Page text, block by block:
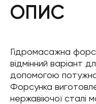
ОПИС
Гідромасажна
відмінний варіант
допомогою
Форсунка
нержавіючої сталі